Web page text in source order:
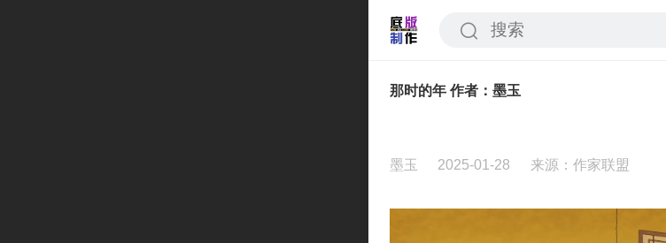
那时的年 作者：墨玉
墨玉 2025-01-28 来源：作家联盟